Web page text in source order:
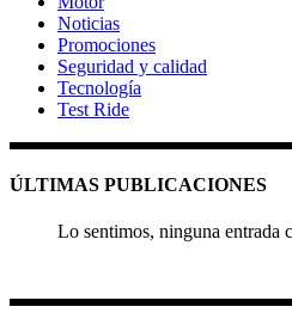
Noticias
Promociones
Seguridad y calidad
Tecnología
Test Ride
ÚLTIMAS PUBLICACIONES
Lo sentimos, ninguna entrada